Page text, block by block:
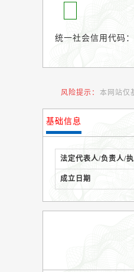
统一社会信用代码：
风险提示： 本网站仅
基础信息
法定代表人/负责人/
成立日期